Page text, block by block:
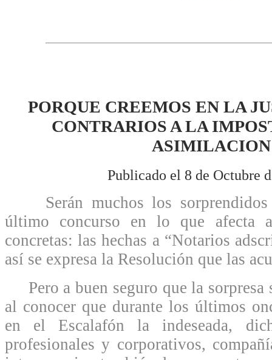
PORQUE CREEMOS EN LA
CONTRARIOS A LA
ASIMILACION
Publicado el 8 de Octubre
Serán muchos los sorprendidos
último concurso en lo que afecta
concretas: las hechas a “Notarios
así se expresa la Resolución que las
Pero a buen seguro que la sorpresa
al conocer que durante los últimos
en el Escalafón la indeseada,
profesionales y corporativos,